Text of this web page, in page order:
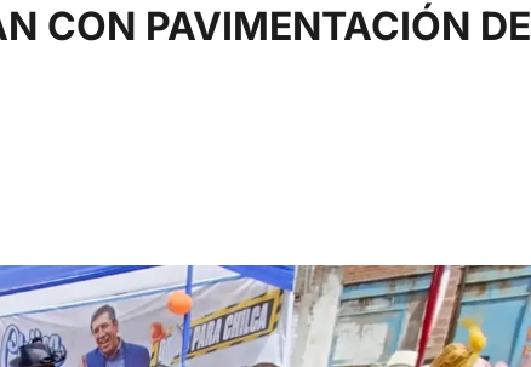
CON PAVIMENTACIÓN DE